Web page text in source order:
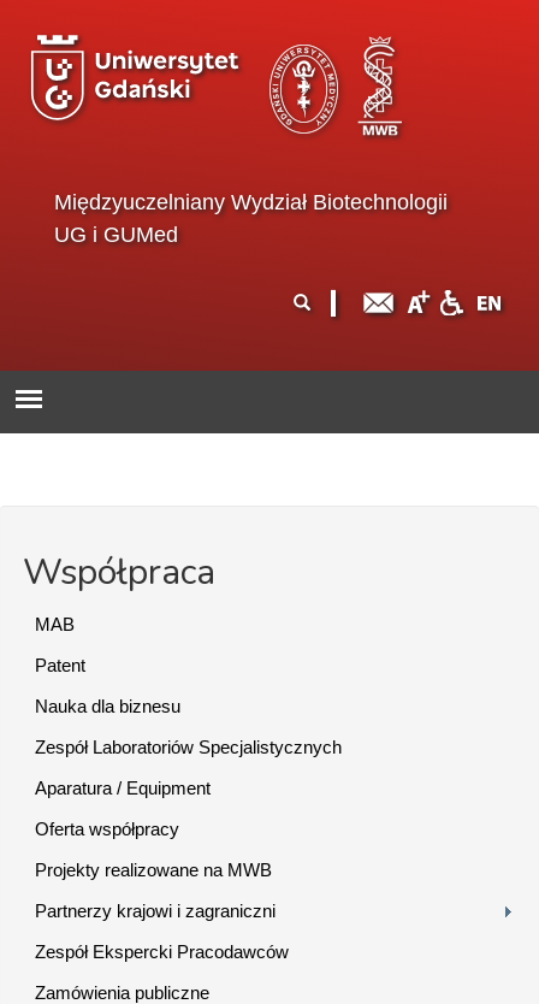
Międzyuczelniany Wydział Biotechnologii
UG i GUMed
wyszukiwania
Współpraca
MAB
Patent
Nauka dla biznesu
Zespół Laboratoriów Specjalistycznych
Aparatura / Equipment
Oferta współpracy
Projekty realizowane na MWB
Partnerzy krajowi i zagraniczni
Zespół Ekspercki Pracodawców
Zamówienia publiczne